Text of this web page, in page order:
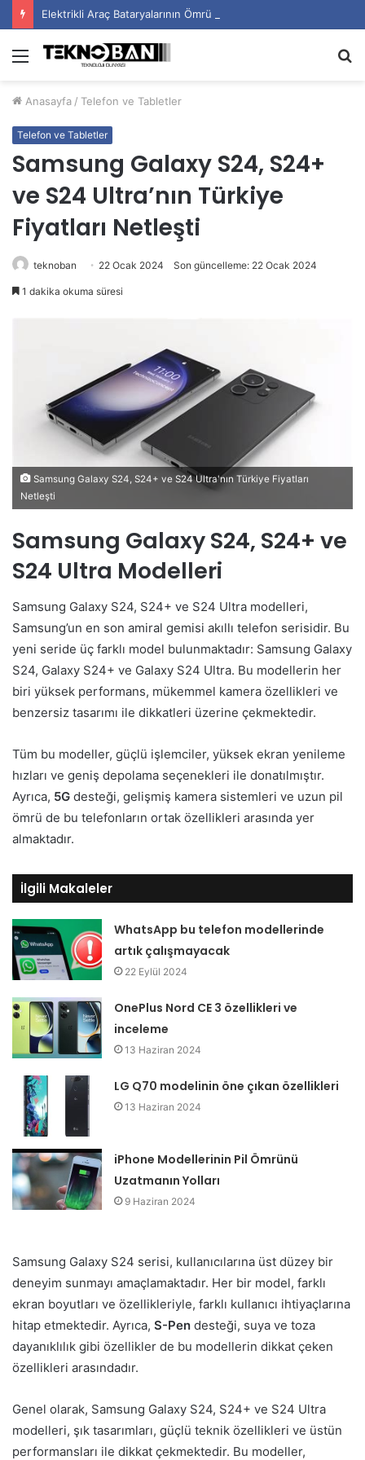
Elektrikli Araç Bataryalarının Ömrü Nasıl Uzatılır?
Menü
Anasayfa / Telefon ve Tabletler
Telefon ve Tabletler
Samsung Galaxy S24, S24+
ve S24 Ultra’nın Türkiye
Fiyatları Netleşti
teknoban 22 Ocak 2024 Son güncelleme: 22 Ocak 2024
1 dakika okuma süresi
Samsung Galaxy S24, S24+ ve S24 Ultra'nın Türkiye Fiyatları
Netleşti
Samsung Galaxy S24, S24+ ve
S24 Ultra Modelleri
Samsung Galaxy S24, S24+ ve S24 Ultra modelleri,
Samsung’un en son amiral gemisi akıllı telefon serisidir. Bu
yeni seride üç farklı model bulunmaktadır: Samsung Galaxy
S24, Galaxy S24+ ve Galaxy S24 Ultra. Bu modellerin her
biri yüksek performans, mükemmel kamera özellikleri ve
benzersiz tasarımı ile dikkatleri üzerine çekmektedir.
Tüm bu modeller, güçlü işlemciler, yüksek ekran yenileme
hızları ve geniş depolama seçenekleri ile donatılmıştır.
Ayrıca, 5G desteği, gelişmiş kamera sistemleri ve uzun pil
ömrü de bu telefonların ortak özellikleri arasında yer
almaktadır.
İlgili Makaleler
WhatsApp bu telefon modellerinde
artık çalışmayacak
22 Eylül 2024
OnePlus Nord CE 3 özellikleri ve
inceleme
13 Haziran 2024
LG Q70 modelinin öne çıkan özellikleri
13 Haziran 2024
iPhone Modellerinin Pil Ömrünü
Uzatmanın Yolları
9 Haziran 2024
Samsung Galaxy S24 serisi, kullanıcılarına üst düzey bir
deneyim sunmayı amaçlamaktadır. Her bir model, farklı
ekran boyutları ve özellikleriyle, farklı kullanıcı ihtiyaçlarına
hitap etmektedir. Ayrıca, S-Pen desteği, suya ve toza
dayanıklılık gibi özellikler de bu modellerin dikkat çeken
özellikleri arasındadır.
Genel olarak, Samsung Galaxy S24, S24+ ve S24 Ultra
modelleri, şık tasarımları, güçlü teknik özellikleri ve üstün
performansları ile dikkat çekmektedir. Bu modeller,